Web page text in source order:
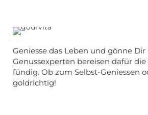
Geniesse das Leben und gönne
Genussexperten bereisen dafür
fündig. Ob zum Selbst-Geniessen
goldrichtig!